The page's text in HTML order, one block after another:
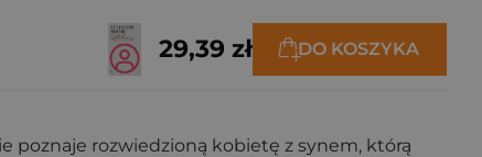
29,39 zł DO KOSZYKA
poznaje rozwiedzioną kobietę z synem, którą